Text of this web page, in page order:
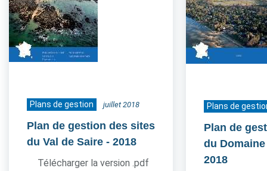
Plans de gestion juillet 2018
Plan de gestion des sites
du Val de Saire - 2018
Télécharger la version .pdf
Plans de
Plan de
du
2018